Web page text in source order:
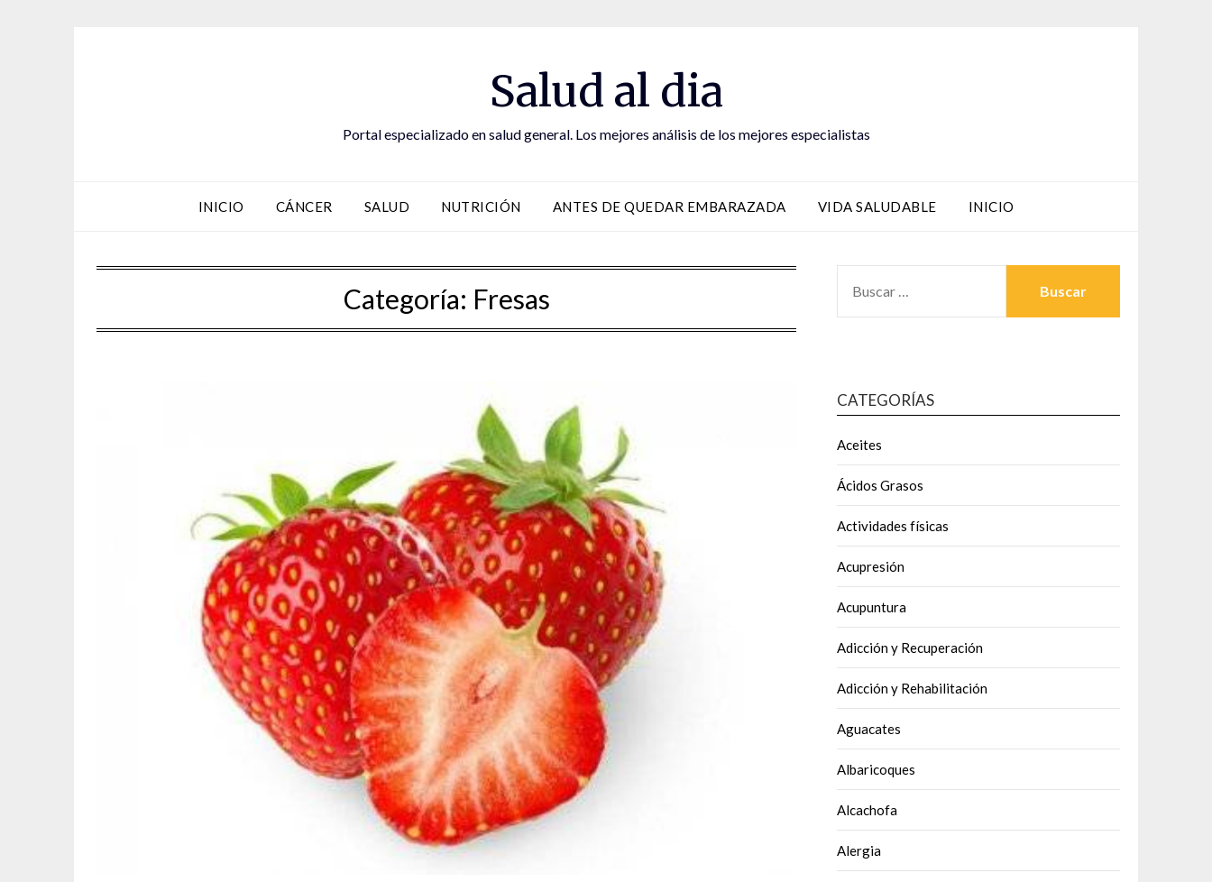
Salud al dia
Portal especializado en salud general. Los mejores análisis de los mejores especialistas
INICIO CÁNCER SALUD NUTRICIÓN ANTES DE QUEDAR EMBARAZADA VIDA SALUDABLE INICIO
Categoría: Fresas
CATEGORÍAS
Aceites
Ácidos Grasos
Actividades físicas
Acupresión
Acupuntura
Adicción y Recuperación
Adicción y Rehabilitación
Aguacates
Albaricoques
Alcachofa
Alergia